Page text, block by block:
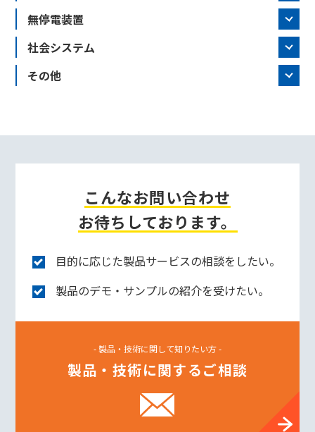
無停電装置
社会システム
その他
こんなお問い合わせ
お待ちしております。
目的に応じた製品サービスの相談をしたい。
製品のデモ・サンプルの紹介を受けたい。
- 製品・技術に関して知りたい方 -
製品・技術に関するご相談